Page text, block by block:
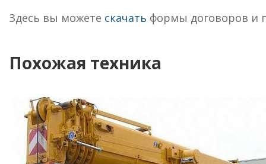
Здесь вы можете скачать формы договоров и
Похожая техника